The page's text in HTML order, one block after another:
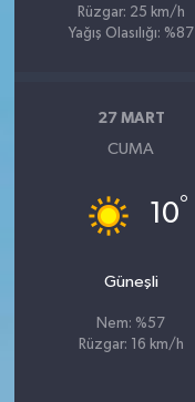
Rüzgar: 25 km/h
Yağış Olasılığı: %87
27 MART
CUMA
10°
Güneşli
Nem: %57
Rüzgar: 16 km/h